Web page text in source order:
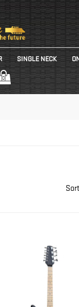
SINGLE NECK
(0)